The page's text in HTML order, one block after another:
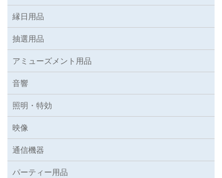
縁日用品
抽選用品
アミューズメント用品
音響
照明・特効
映像
通信機器
パーティー用品